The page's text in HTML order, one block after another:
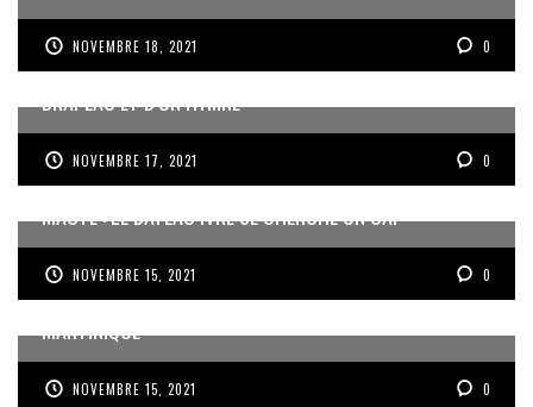
NOVEMBRE 18, 2021 0
ANNULATION DE L’ACTE DOTANT LA MARTINIQUE D’UN
DRAPEAU ET D’UN HYMNE
NOVEMBRE 17, 2021 0
MACTE : LE BATEAU IVRE SE CHERCHE UN CAP
NOVEMBRE 15, 2021 0
ECHEC DE LA MISSION DE MÉDIATION AU CHU DE
MARTINIQUE
NOVEMBRE 15, 2021 0